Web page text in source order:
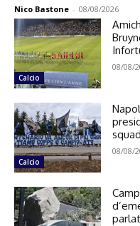
Nico Bastone - 08/08/2026
Calcio
08/08/
Calcio
08/08/